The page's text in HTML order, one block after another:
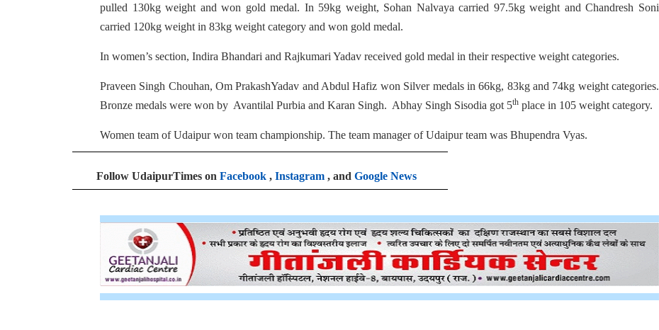
pulled 130kg weight and won gold medal. In 59kg weight, Sohan Nalvaya carried 97.5kg weight and Chandresh Soni
carried 120kg weight in 83kg weight category and won gold medal.
In women’s section, Indira Bhandari and Rajkumari Yadav received gold medal in their respective weight categories.
Praveen Singh Chouhan, Om PrakashYadav and Abdul Hafiz won Silver medals in 66kg, 83kg and 74kg weight categories.
Bronze medals were won by Avantilal Purbia and Karan Singh. Abhay Singh Sisodia got 5th place in 105 weight category.
Women team of Udaipur won team championship. The team manager of Udaipur team was Bhupendra Vyas.
Follow UdaipurTimes on Facebook , Instagram , and Google News